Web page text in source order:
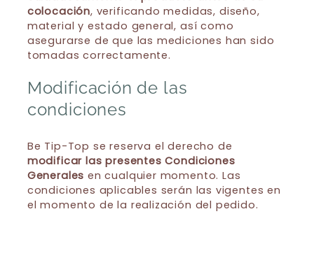
colocación, verificando medidas, diseño,
material y estado general, así como
asegurarse de que las mediciones han sido
tomadas correctamente.
Modificación de las
condiciones
Be Tip-Top se reserva el derecho de
modificar las presentes Condiciones
Generales en cualquier momento. Las
condiciones aplicables serán las vigentes en
el momento de la realización del pedido.